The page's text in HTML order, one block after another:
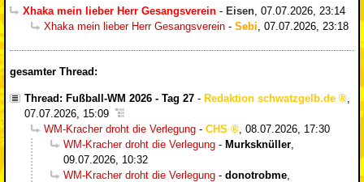
Xhaka mein lieber Herr Gesangsverein - Eisen, 07.07.2026, 23:14
Xhaka mein lieber Herr Gesangsverein - Sebi, 07.07.2026, 23:18
gesamter Thread:
Thread: Fußball-WM 2026 - Tag 27 - Redaktion schwatzgelb.de
07.07.2026, 15:09
WM-Kracher droht die Verlegung - CHS
08.07.2026, 17:30
WM-Kracher droht die Verlegung - Murksknüller
09.07.2026, 10:32
WM-Kracher droht die Verlegung - donotrobme